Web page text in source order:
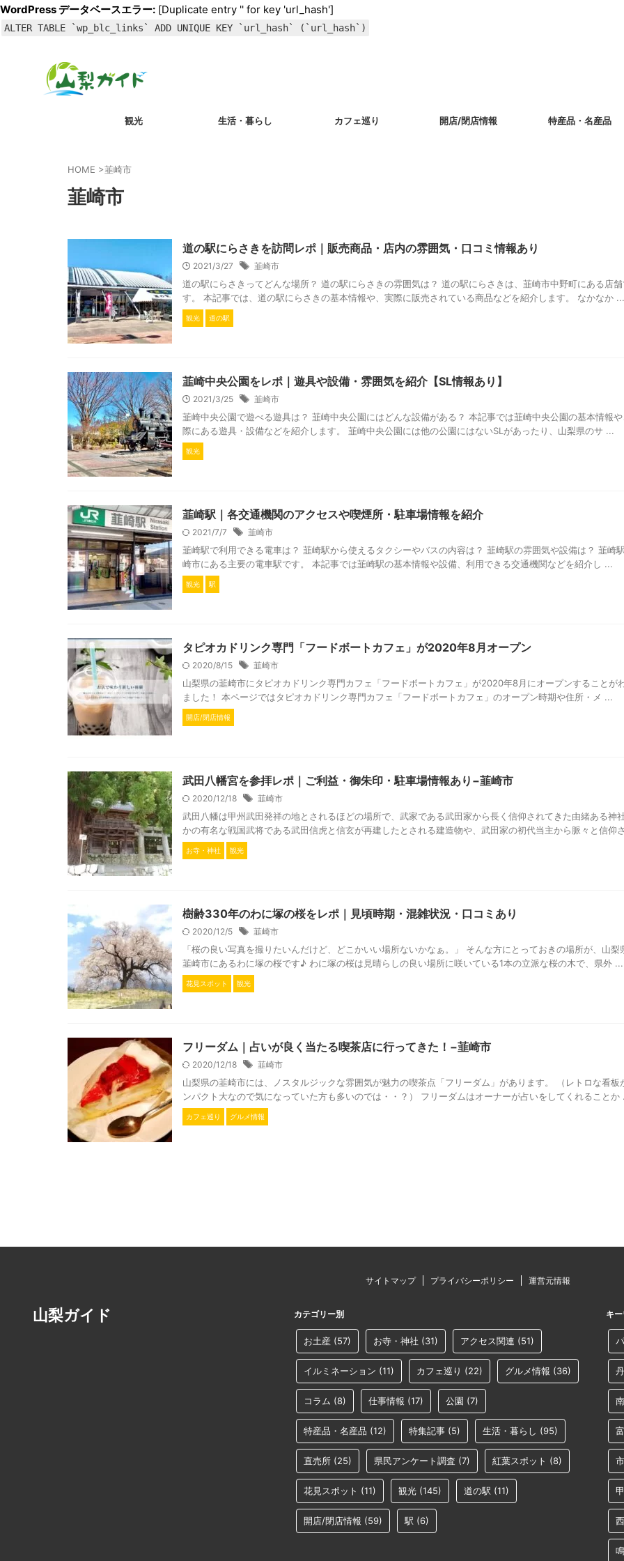
WordPress データベースエラー: [Duplicate entry '' for key 'url_hash']
ALTER TABLE `wp_blc_links` ADD UNIQUE KEY `url_hash` (`url_hash`)
観光 生活・暮らし カフェ巡り 開店/閉店情報 特産品・名産品
HOME >韮崎市
韮崎市
道の駅にらさきを訪問レポ｜販売商品・店内の雰囲気・口コミ情報あり
2021/3/27 韮崎市
道の駅にらさきってどんな場所？ 道の駅にらさきの雰囲気は？ 道の駅にらさきは、韮崎市中野町にある店
す。 本記事では、道の駅にらさきの基本情報や、実際に販売されている商品などを紹介します。 なかなか ...
観光 道の駅
韮崎中央公園をレポ｜遊具や設備・雰囲気を紹介【SL情報あり】
2021/3/25 韮崎市
韮崎中央公園で遊べる遊具は？ 韮崎中央公園にはどんな設備がある？ 本記事では韮崎中央公園の基本情報
際にある遊具・設備などを紹介します。 韮崎中央公園には他の公園にはないSLがあったり、山梨県のサ ...
観光
韮崎駅｜各交通機関のアクセスや喫煙所・駐車場情報を紹介
2021/7/7 韮崎市
韮崎駅で利用できる電車は？ 韮崎駅から使えるタクシーやバスの内容は？ 韮崎駅の雰囲気や設備は？ 韮崎
崎市にある主要の電車駅です。 本記事では韮崎駅の基本情報や設備、利用できる交通機関などを紹介し ...
観光 駅
タピオカドリンク専門「フードボートカフェ」が2020年8月オープン
2020/8/15 韮崎市
山梨県の韮崎市にタピオカドリンク専門カフェ「フードボートカフェ」が2020年8月にオープンすることが
ました！ 本ページではタピオカドリンク専門カフェ「フードボートカフェ」のオープン時期や住所・メ ...
開店/閉店情報
武田八幡宮を参拝レポ｜ご利益・御朱印・駐車場情報あり−韮崎市
2020/12/18 韮崎市
武田八幡は甲州武田発祥の地とされるほどの場所で、武家である武田家から長く信仰されてきた由緒ある神社
かの有名な戦国武将である武田信虎と信玄が再建したとされる建造物や、武田家の初代当主から脈々と信仰
お寺・神社 観光
樹齢330年のわに塚の桜をレポ｜見頃時期・混雑状況・口コミあり
2020/12/5 韮崎市
「桜の良い写真を撮りたいんだけど、どこかいい場所ないかなぁ。」 そんな方にとっておきの場所が、山梨
韮崎市にあるわに塚の桜です♪ わに塚の桜は見晴らしの良い場所に咲いている1本の立派な桜の木で、県外 ...
花見スポット 観光
フリーダム｜占いが良く当たる喫茶店に行ってきた！−韮崎市
2020/12/18 韮崎市
山梨県の韮崎市には、ノスタルジックな雰囲気が魅力の喫茶点「フリーダム」があります。 （レトロな看板
ンパクト大なので気になっていた方も多いのでは・・？） フリーダムはオーナーが占いをしてくれることか
カフェ巡り グルメ情報
サイトマップ プライバシーポリシー 運営元情報
カテゴリー別
お土産 (57) お寺・神社 (31) アクセス関連 (51)
イルミネーション (11) カフェ巡り (22) グルメ情報 (36)
コラム (8) 仕事情報 (17) 公園 (7)
特産品・名産品 (12) 特集記事 (5) 生活・暮らし (95)
直売所 (25) 県民アンケート調査 (7) 紅葉スポット (8)
花見スポット (11) 観光 (145) 道の駅 (11)
開店/閉店情報 (59) 駅 (6)
キ
山梨ガイド